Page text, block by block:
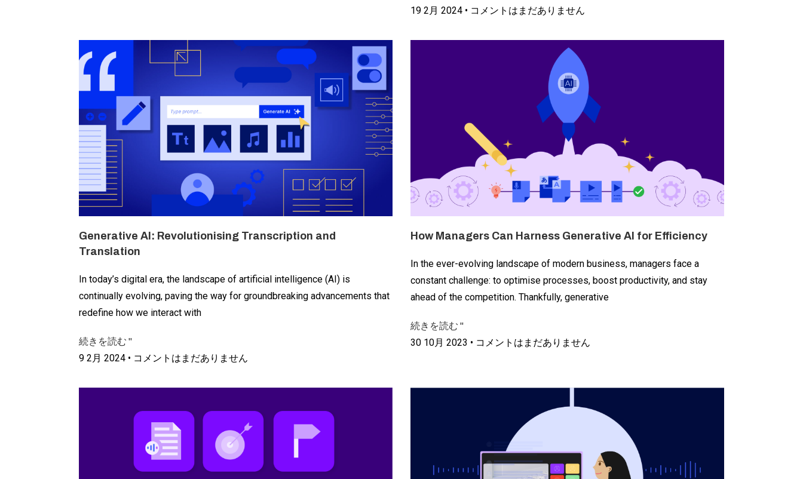
19 2月 2024 コメントはまだありません
Generative AI: Revolutionising Transcription and
Translation
In today’s digital era, the landscape of artificial intelligence (AI) is
continually evolving, paving the way for groundbreaking advancements that
redefine how we interact with
続きを読む "
9 2月 2024 コメントはまだありません
How Managers Can Harness Generative AI for Efficiency
In the ever-evolving landscape of modern business, managers face a
constant challenge: to optimise processes, boost productivity, and stay
ahead of the competition. Thankfully, generative
続きを読む "
30 10月 2023 コメントはまだありません